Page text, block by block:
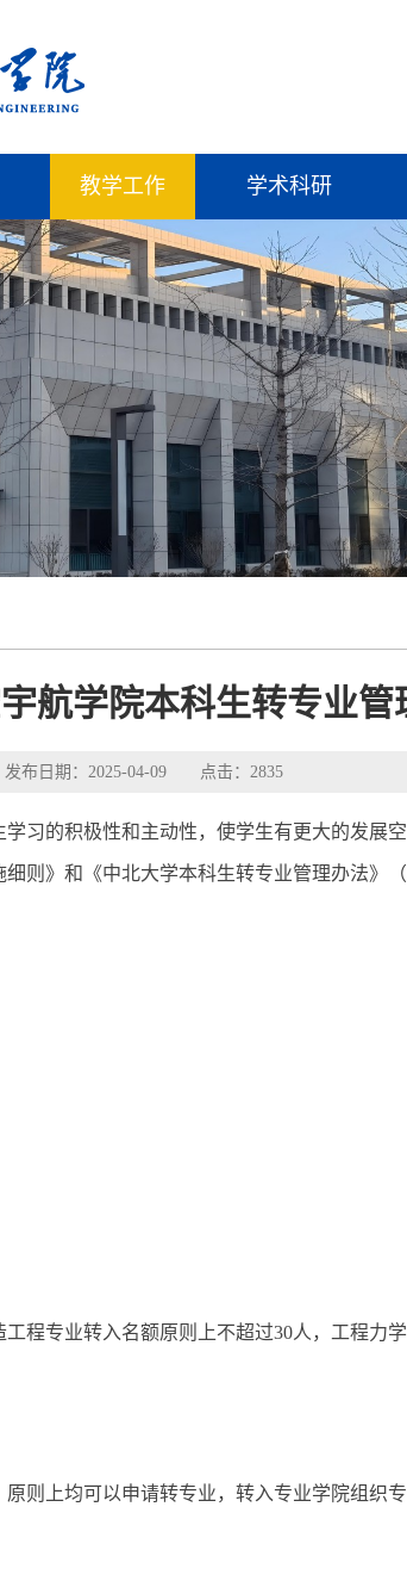
教学工作 学术科研
航学院本科生转专业管
发布日期：2025-04-09 点击： 2835
习的积极性和主动性，使学生有更大的发展
则》和《中北大学本科生转专业管理办法》
程专业转入名额原则上不超过30人，工程力
则上均可以申请转专业，转入专业学院组织